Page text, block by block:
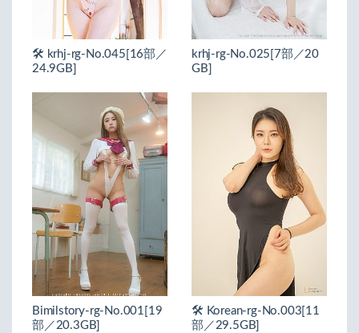
🛠️ krhj-rg-No.045[16部／
24.9GB]
krhj-rg-No.025[7部／20
GB]
Bimilstory-rg-No.001[19
部／20.3GB]
🛠️ Korean-rg-No.003[11
部／29.5GB]